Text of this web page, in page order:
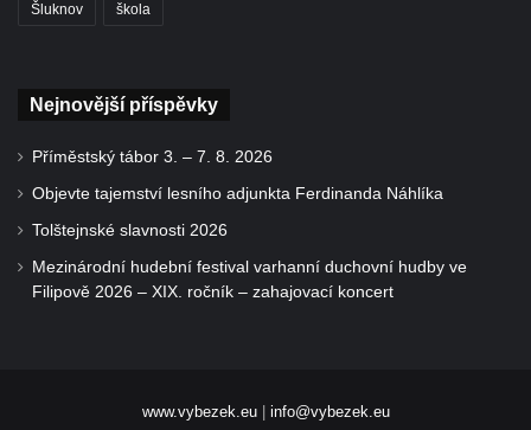
Šluknov škola
Nejnovější příspěvky
Příměstský tábor 3. – 7. 8. 2026
Objevte tajemství lesního adjunkta Ferdinanda Náhlíka
Tolštejnské slavnosti 2026
Mezinárodní hudební festival varhanní duchovní hudby ve
Filipově 2026 – XIX. ročník – zahajovací koncert
www.vybezek.eu| info@vybezek.eu